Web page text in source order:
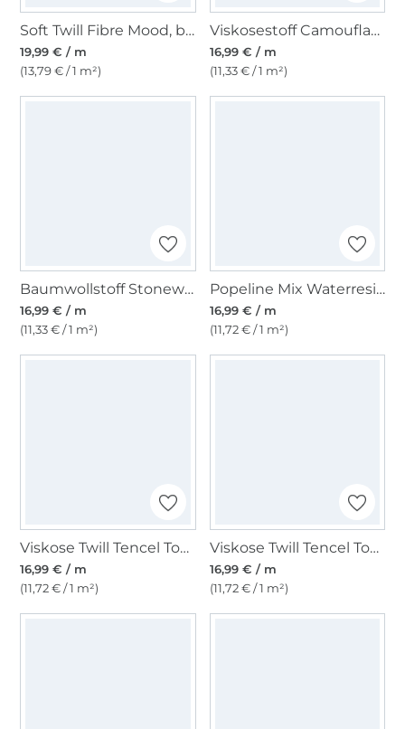
Soft Twill Fibre Mood, beere
19,99 € / m
(13,79 € / 1 m²)
Viskosestoff Camouflage Fibre Mood, grün
16,99 € / m
(11,33 € / 1 m²)
Baumwollstoff Stonewashed Fibre Mood, creme
16,99 € / m
(11,33 € / 1 m²)
Popeline Mix Waterresistant Fibre Mood, rosé
16,99 € / m
(11,72 € / 1 m²)
Viskose Twill Tencel Touch Fibre Mood, beige
16,99 € / m
(11,72 € / 1 m²)
Viskose Twill Tencel Touch Fibre Mood, creme
16,99 € / m
(11,72 € / 1 m²)